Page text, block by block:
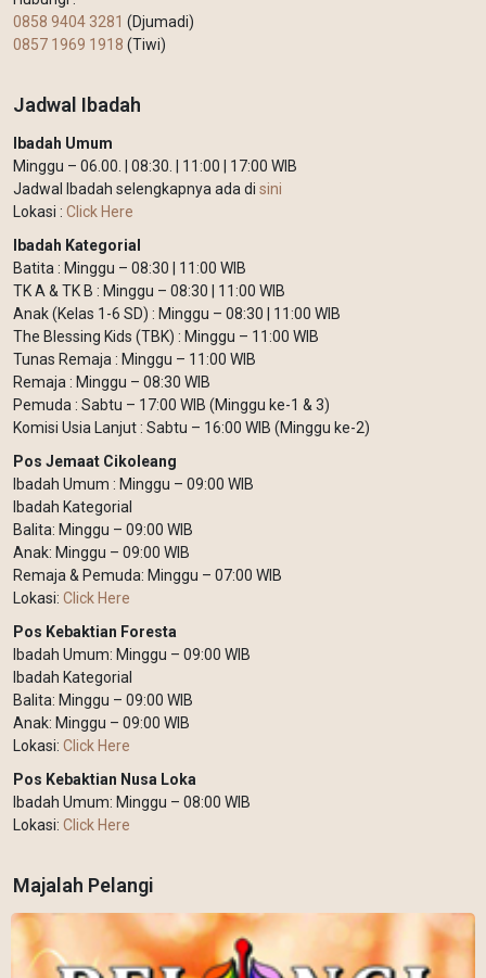
0858 9404 3281 (Djumadi)
0857 1969 1918 (Tiwi)
Jadwal Ibadah
Ibadah Umum
Minggu – 06.00. | 08:30. | 11:00 | 17:00 WIB
Jadwal Ibadah selengkapnya ada di sini
Lokasi : Click Here
Ibadah Kategorial
Batita : Minggu – 08:30 | 11:00 WIB
TK A & TK B : Minggu – 08:30 | 11:00 WIB
Anak (Kelas 1-6 SD) : Minggu – 08:30 | 11:00 WIB
The Blessing Kids (TBK) : Minggu – 11:00 WIB
Tunas Remaja : Minggu – 11:00 WIB
Remaja : Minggu – 08:30 WIB
Pemuda : Sabtu – 17:00 WIB (Minggu ke-1 & 3)
Komisi Usia Lanjut : Sabtu – 16:00 WIB (Minggu ke-2)
Pos Jemaat Cikoleang
Ibadah Umum : Minggu – 09:00 WIB
Ibadah Kategorial
Balita: Minggu – 09:00 WIB
Anak: Minggu – 09:00 WIB
Remaja & Pemuda: Minggu – 07:00 WIB
Lokasi: Click Here
Pos Kebaktian Foresta
Ibadah Umum: Minggu – 09:00 WIB
Ibadah Kategorial
Balita: Minggu – 09:00 WIB
Anak: Minggu – 09:00 WIB
Lokasi: Click Here
Pos Kebaktian Nusa Loka
Ibadah Umum: Minggu – 08:00 WIB
Lokasi: Click Here
Majalah Pelangi